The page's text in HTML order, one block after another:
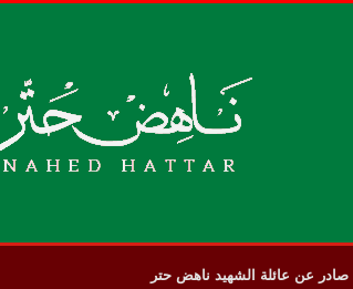
عن عائلة الشهيد ناهض حتر